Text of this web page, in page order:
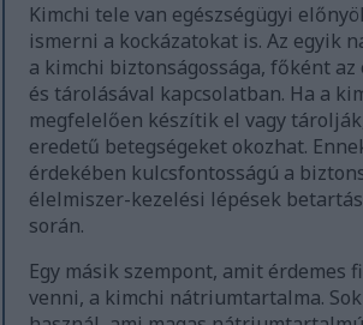
Kimchi tele van egészségügyi
ismerni a kockázatokat is. Az egyik
a kimchi biztonságossága, főként az
és tárolásával kapcsolatban. Ha a
megfelelően készítik el vagy
eredetű betegségeket okozhat.
érdekében kulcsfontosságú a
élelmiszer-kezelési lépések
során.
Egy másik szempont, amit érdemes
venni, a kimchi nátriumtartalma.